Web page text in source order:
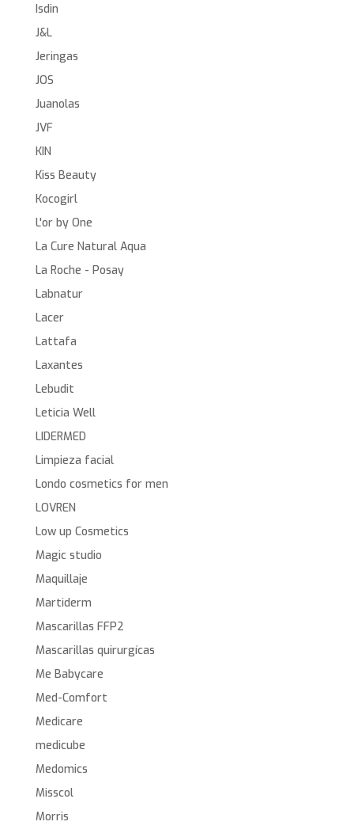
Isdin
J&L
Jeringas
JOS
Juanolas
JVF
KIN
Kiss Beauty
Kocogirl
L'or by One
La Cure Natural Aqua
La Roche - Posay
Labnatur
Lacer
Lattafa
Laxantes
Lebudit
Leticia Well
LIDERMED
Limpieza facial
Londo cosmetics for men
LOVREN
Low up Cosmetics
Magic studio
Maquillaje
Martiderm
Mascarillas FFP2
Mascarillas quirurgícas
Me Babycare
Med-Comfort
Medicare
medicube
Medomics
Misscol
Morris